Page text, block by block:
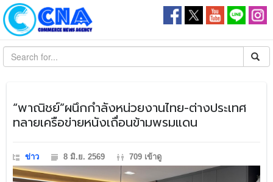
​“พาณิชย์”ผนึกกำลังหน่วยงานไทย-ต่างประเทศ
ทลายเครือข่ายหนังเถื่อนข้ามพรมแดน
ข่าว 8 มิ.ย. 2569 709 เข้าดู